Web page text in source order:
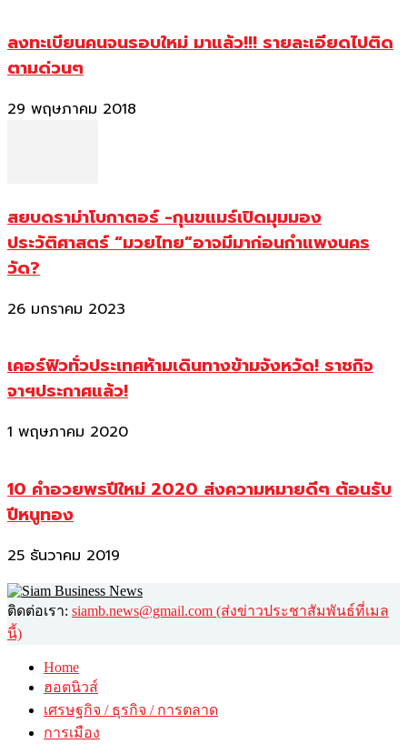
ลงทะเบียนคนจนรอบใหม่ มาแล้ว!!! รายละเอียดไปติด
ตามด่วนๆ
29 พฤษภาคม 2018
สยบดราม่าโบกาตอร์ -กุนขแมร์เปิดมุมมอง
ประวัติศาสตร์ “มวยไทย”อาจมีมาก่อนกำแพงนคร
วัด?
26 มกราคม 2023
เคอร์ฟิวทั่วประเทศห้ามเดินทางข้ามจังหวัด! ราชกิจ
จาฯประกาศแล้ว!
1 พฤษภาคม 2020
10 คำอวยพรปีใหม่ 2020 ส่งความหมายดีๆ ต้อนรับ
ปีหนูทอง
25 ธันวาคม 2019
ติดต่อเรา: siamb.news@gmail.com (ส่งข่าวประชาสัมพันธ์ที่เมล
นี้)
Home
ฮอตนิวส์
เศรษฐกิจ / ธุรกิจ / การตลาด
การเมือง